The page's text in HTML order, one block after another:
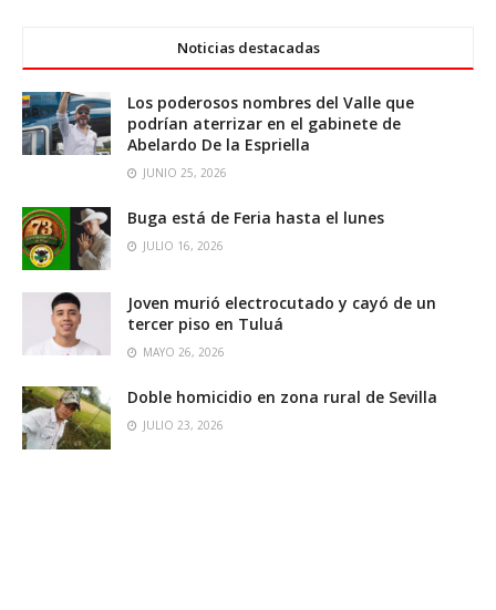
Noticias destacadas
Los poderosos nombres del Valle que
podrían aterrizar en el gabinete de
Abelardo De la Espriella
JUNIO 25, 2026
Buga está de Feria hasta el lunes
JULIO 16, 2026
Joven murió electrocutado y cayó de un
tercer piso en Tuluá
MAYO 26, 2026
Doble homicidio en zona rural de Sevilla
JULIO 23, 2026